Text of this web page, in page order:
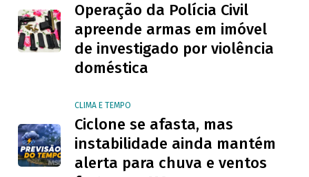
Operação da Polícia Civil
apreende armas em imóvel
de investigado por violência
doméstica
CLIMA E TEMPO
Ciclone se afasta, mas
instabilidade ainda mantém
alerta para chuva e ventos